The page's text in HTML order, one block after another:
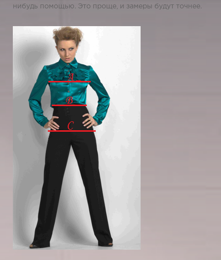
нибудь помощью. Это проще, и замеры будут точнее.